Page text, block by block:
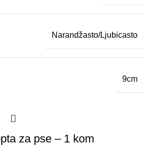
Narandžasto/Ljubicasto
9cm
za pse – 1 kom